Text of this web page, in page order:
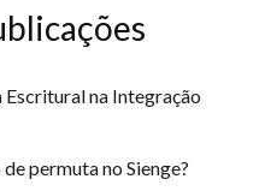
na Integração
permuta no Sienge?